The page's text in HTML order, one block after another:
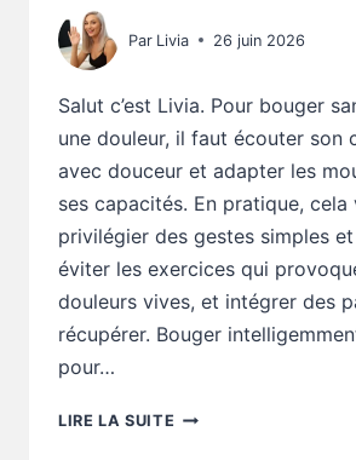
Par Livia 26 juin 2026
Salut c’est Livia. Pour bouger
une douleur, il faut écouter son
avec douceur et adapter les
ses capacités. En pratique, cela
privilégier des gestes simples
éviter les exercices qui
douleurs vives, et intégrer des
récupérer. Bouger
pour…
LIRE LA SUITE CONSEILS